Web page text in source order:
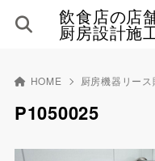
飲食店の店
厨房設計施
HOME 厨房機器リース
P1050025